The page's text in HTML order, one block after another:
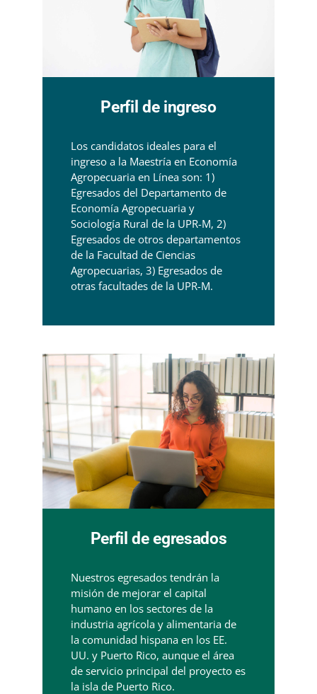
Perfil de ingreso
Los candidatos ideales para el
ingreso a la Maestría en Economía
Agropecuaria en Línea son: 1)
Egresados del Departamento de
Economía Agropecuaria y
Sociología Rural de la UPR-M, 2)
Egresados de otros departamentos
de la Facultad de Ciencias
Agropecuarias, 3) Egresados de
otras facultades de la UPR-M.
Perfil de egresados
Nuestros egresados tendrán la
misión de mejorar el capital
humano en los sectores de la
industria agrícola y alimentaria de
la comunidad hispana en los EE.
UU. y Puerto Rico, aunque el área
de servicio principal del proyecto es
la isla de Puerto Rico.